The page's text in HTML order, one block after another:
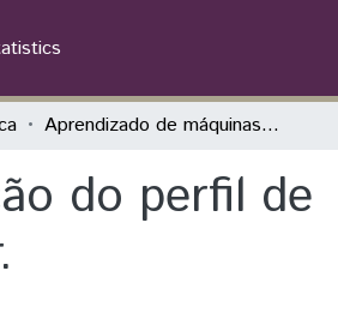
Aprendizado de máquinas na predição do perfil de temperatura de trocadores de calor.
do perfil de